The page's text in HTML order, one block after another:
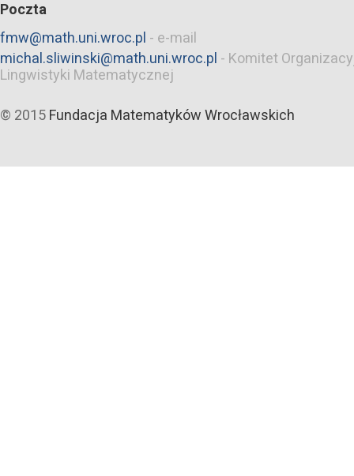
Poczta
fmw@math.uni.wroc.pl - e-mail
michal.sliwinski@math.uni.wroc.pl - Komitet
Lingwistyki Matematycznej
© 2015 Fundacja Matematyków Wrocławskich